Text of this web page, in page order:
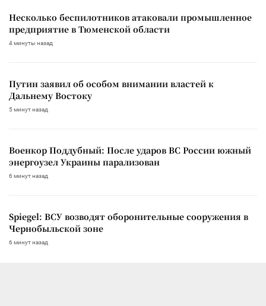
Несколько беспилотников атаковали промышленное
предприятие в Тюменской области
4 минуты назад
Путин заявил об особом внимании властей к
Дальнему Востоку
5 минут назад
Военкор Поддубный: После ударов ВС России южный
энергоузел Украины парализован
6 минут назад
Spiegel: ВСУ возводят оборонительные сооружения в
Чернобыльской зоне
6 минут назад